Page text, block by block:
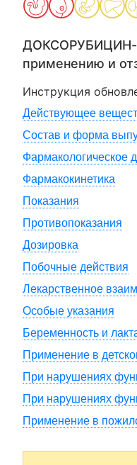
применению и
Инструкция
Действующее
Состав и форма
Фармакологическое
Фармакокинетика
Показания
Противопоказания
Дозировка
Побочные действия
Лекарственное
Особые указания
Беременность и
Применение в
При нарушениях
При нарушениях
Применение в